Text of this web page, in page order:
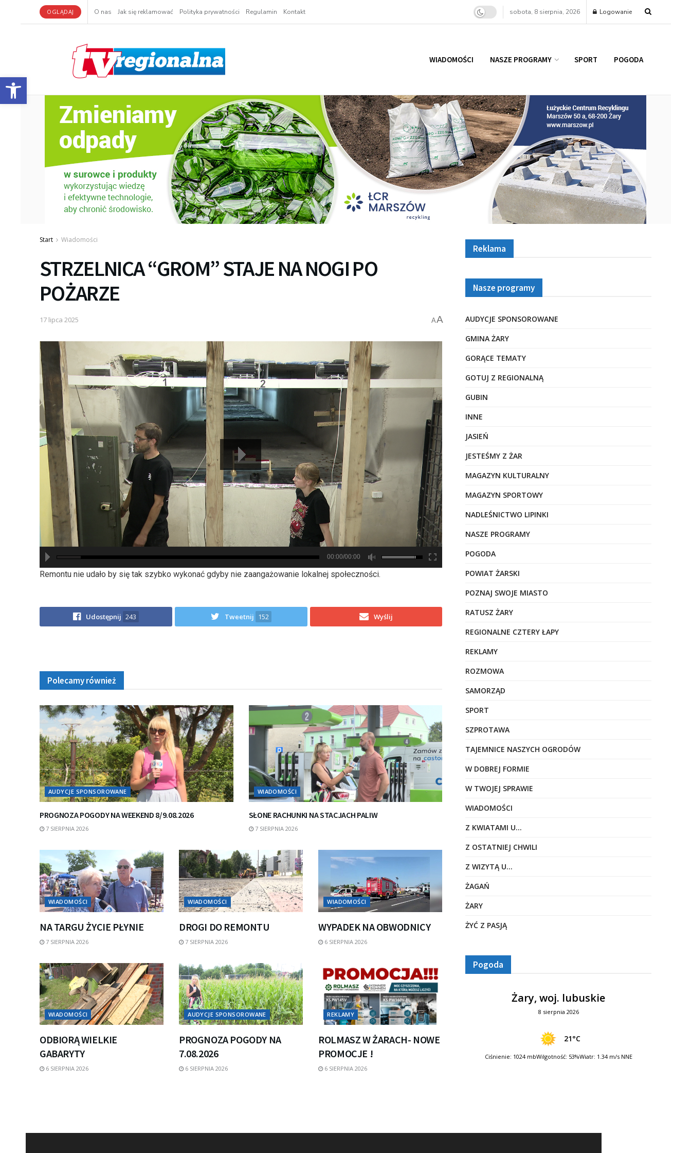
Otwórz pasek narzędzi
OGLĄDAJ O nas Jak się reklamować Polityka prywatności Regulamin Kontakt sobota, 8 sierpnia, 2026 Logowanie
WIADOMOŚCI NASZE PROGRAMY SPORT POGODA
Start Wiadomości
STRZELNICA “GROM” STAJE NA NOGI PO
POŻARZE
17 lipca 2025 AA
hd2880
hd2160
hd2160
hd1440
highres
hd1080
hd720
large
medium
small
tiny
00:00/00:00
Remontu nie udało by się tak szybko wykonać gdyby nie zaangażowanie lokalnej społeczności.
Udostępnij 243 Tweetnij 152 Wyślij
Polecamy również
AUDYCJE SPONSOROWANE
PROGNOZA POGODY NA WEEKEND 8/9.08.2026
7 SIERPNIA 2026
WIADOMOŚCI
SŁONE RACHUNKI NA STACJACH PALIW
7 SIERPNIA 2026
WIADOMOŚCI
NA TARGU ŻYCIE PŁYNIE
7 SIERPNIA 2026
WIADOMOŚCI
DROGI DO REMONTU
7 SIERPNIA 2026
WIADOMOŚCI
WYPADEK NA OBWODNICY
6 SIERPNIA 2026
WIADOMOŚCI
ODBIORĄ WIELKIE
GABARYTY
6 SIERPNIA 2026
AUDYCJE SPONSOROWANE
PROGNOZA POGODY NA
7.08.2026
6 SIERPNIA 2026
REKLAMY
ROLMASZ W ŻARACH- NOWE
PROMOCJE !
6 SIERPNIA 2026
Reklama
Nasze programy
AUDYCJE SPONSOROWANE
GMINA ŻARY
GORĄCE TEMATY
GOTUJ Z REGIONALNĄ
GUBIN
INNE
JASIEŃ
JESTEŚMY Z ŻAR
MAGAZYN KULTURALNY
MAGAZYN SPORTOWY
NADLEŚNICTWO LIPINKI
NASZE PROGRAMY
POGODA
POWIAT ŻARSKI
POZNAJ SWOJE MIASTO
RATUSZ ŻARY
REGIONALNE CZTERY ŁAPY
REKLAMY
ROZMOWA
SAMORZĄD
SPORT
SZPROTAWA
TAJEMNICE NASZYCH OGRODÓW
W DOBREJ FORMIE
W TWOJEJ SPRAWIE
WIADOMOŚCI
Z KWIATAMI U…
Z OSTATNIEJ CHWILI
Z WIZYTĄ U…
ŻAGAŃ
ŻARY
ŻYĆ Z PASJĄ
Pogoda
Żary, woj. lubuskie
8 sierpnia 2026
21°C
Ciśnienie: 1024 mbWilgotność: 53%Wiatr: 1.34 m/s NNE